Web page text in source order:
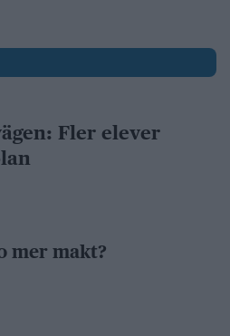
Fler elever
mer makt?